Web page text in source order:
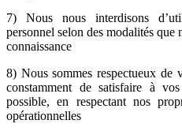
7) Nous nous interdisons
personnel selon des modalités que
connaissance
8) Nous sommes respectueux de
constamment de satisfaire à
possible, en respectant nos
opérationnelles